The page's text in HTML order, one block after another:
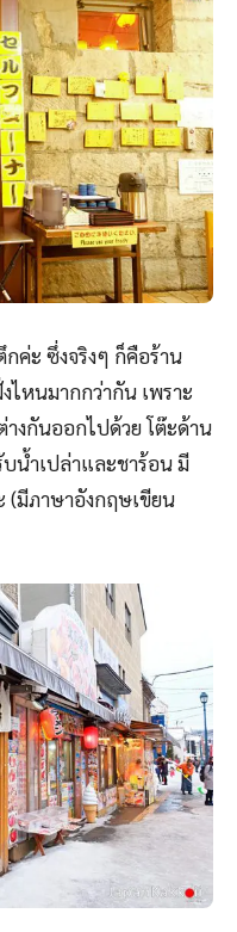
กค่ะ ซึ่งจริงๆ ก็คือร้าน
ไหนมากกว่ากัน เพราะ
งกันออกไปด้วย โต๊ะด้าน
น้ำเปล่าและชาร้อน มี
(มีภาษาอังกฤษเขียน